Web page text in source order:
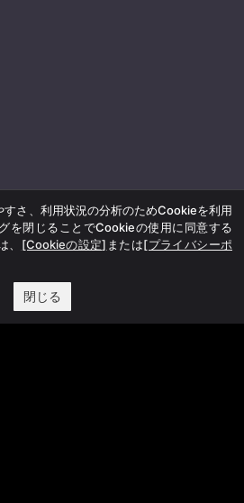
すさ、利用状況の分析のためCookieを利用
を閉じることでCookieの使用に同意する
、 [Cookieの設定] または[プライバシーポ
閉じる